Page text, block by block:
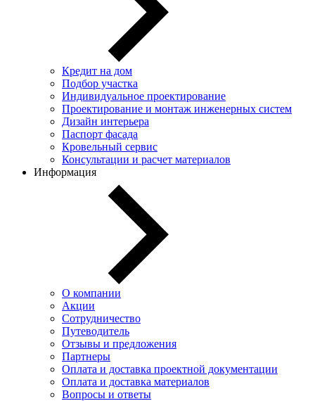
Кредит на дом
Подбор участка
Индивидуальное проектирование
Проектирование и монтаж инженерных систем
Дизайн интерьера
Паспорт фасада
Кровельный сервис
Консультации и расчет материалов
Информация
О компании
Акции
Сотрудничество
Путеводитель
Отзывы и предложения
Партнеры
Оплата и доставка проектной документации
Оплата и доставка материалов
Вопросы и ответы